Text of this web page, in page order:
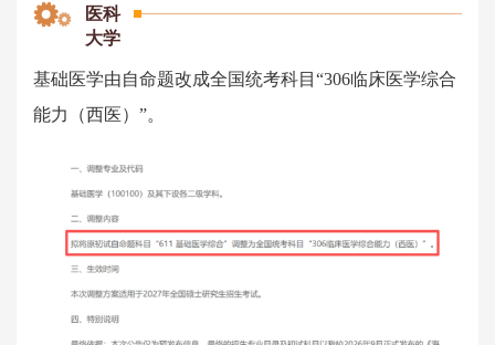
医科
大学
基础医学由自命题改成全国统考科目“306临床医学综合
能力（西医）”。